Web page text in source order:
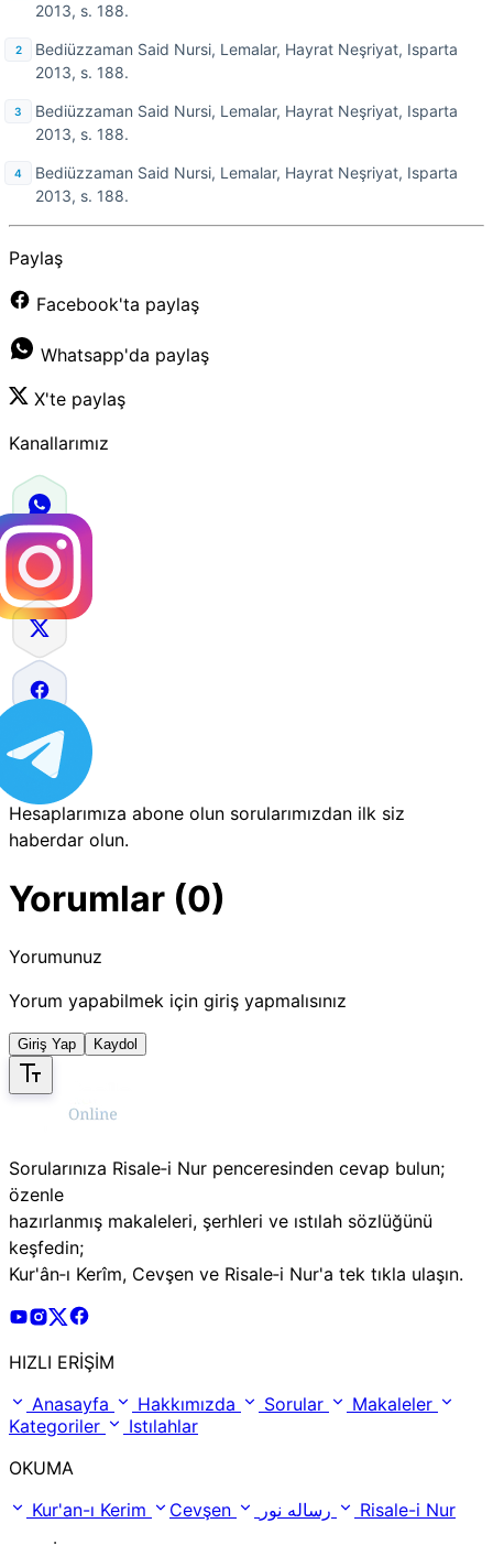
2013, s. 188.
Bediüzzaman Said Nursi, Lemalar, Hayrat Neşriyat, Isparta
2013, s. 188.
Bediüzzaman Said Nursi, Lemalar, Hayrat Neşriyat, Isparta
2013, s. 188.
Bediüzzaman Said Nursi, Lemalar, Hayrat Neşriyat, Isparta
2013, s. 188.
Paylaş
Facebook'ta paylaş
Whatsapp'da paylaş
X'te paylaş
Kanallarımız
Hesaplarımıza abone olun sorularımızdan ilk siz
haberdar olun.
Yorumlar (0)
Yorumunuz
Yorum yapabilmek için giriş yapmalısınız
Giriş Yap Kaydol
Sorularınıza Risale‑i Nur penceresinden cevap bulun;
özenle
hazırlanmış makaleleri, şerhleri ve ıstılah sözlüğünü
keşfedin;
Kur'ân‑ı Kerîm, Cevşen ve Risale‑i Nur'a tek tıkla ulaşın.
Risale Online Youtube Hesabı
Risale Online Instagram Hesabı
Risale Online X Hesabı
HIZLI ERİŞİM
Anasayfa
Hakkımızda Sorular
Makaleler
Kategoriler
Istılahlar
OKUMA
Kur'an-ı Kerim
Cevşen
Risale-i Nur